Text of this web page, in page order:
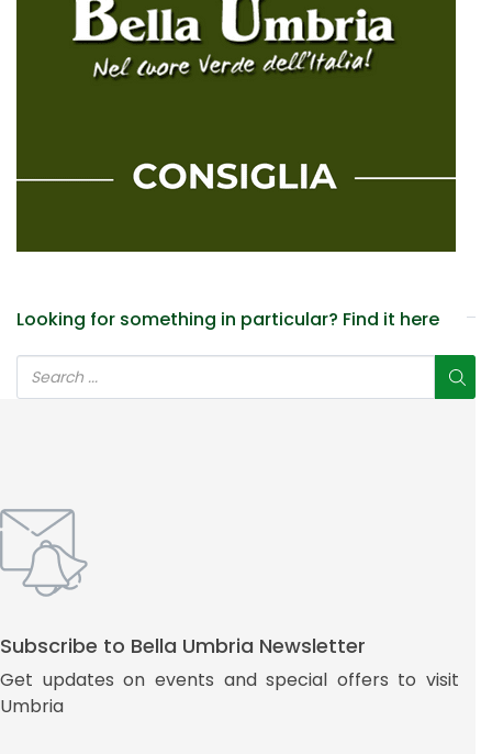
Looking for something in particular? Find it here
Subscribe to Bella Umbria Newsletter
Get updates on events and special offers to visit
Umbria